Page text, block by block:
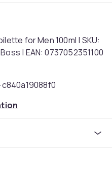
for Men 100ml | SKU:
| EAN: 0737052351100